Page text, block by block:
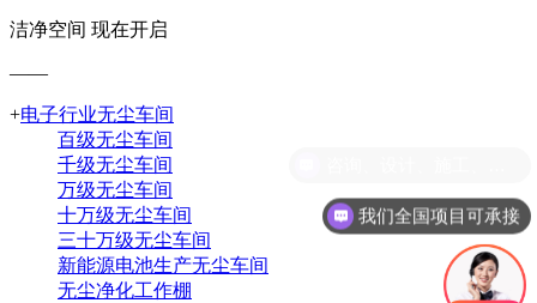
洁净空间 现在开启
——
+电子行业无尘车间
百级无尘车间
千级无尘车间
万级无尘车间
十万级无尘车间
三十万级无尘车间
新能源电池生产无尘车间
无尘净化工作棚
我们全国项目可承接